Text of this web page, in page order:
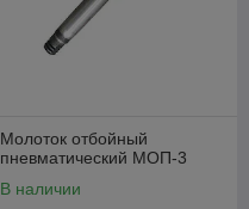
Молоток отбойный
пневматический МОП-3
В наличии